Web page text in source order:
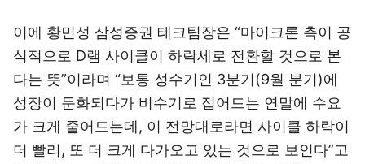
이에 황민성 삼성증권 테크팀장은 “마이크론 측이 공
식적으로 D램 사이클이 하락세로 전환할 것으로 본
다는 뜻”이라며 “보통 성수기인 3분기(9월 분기)에
성장이 둔화되다가 비수기로 접어드는 연말에 수요
가 크게 줄어드는데, 이 전망대로라면 사이클 하락이
더 빨리, 또 더 크게 다가오고 있는 것으로 보인다”고